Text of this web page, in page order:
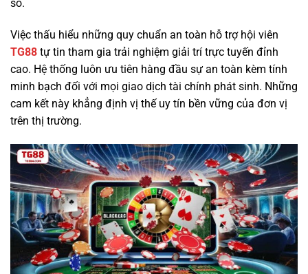
số.
Việc thấu hiểu những quy chuẩn an toàn hỗ trợ hội viên
TG88 tự tin tham gia trải nghiệm giải trí trực tuyến đỉnh
cao. Hệ thống luôn ưu tiên hàng đầu sự an toàn kèm tính
minh bạch đối với mọi giao dịch tài chính phát sinh. Những
cam kết này khẳng định vị thế uy tín bền vững của đơn vị
trên thị trường.